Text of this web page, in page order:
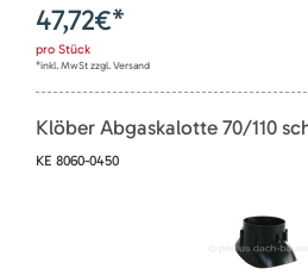
47,72€*
pro Stück
*inkl. MwSt zzgl. Versand
Klöber Abgaskalotte 70/110
KE 8060-0450